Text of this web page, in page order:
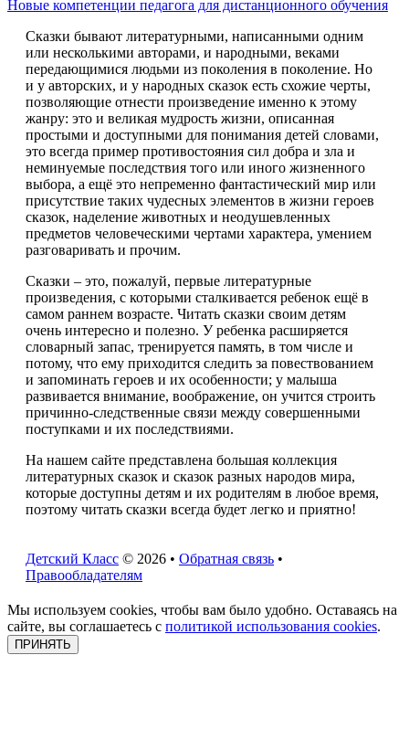
Новые компетенции педагога для дистанционного обучения
Сказки бывают литературными, написанными одним
или несколькими авторами, и народными, веками
передающимися людьми из поколения в поколение. Но
и у авторских, и у народных сказок есть схожие черты,
позволяющие отнести произведение именно к этому
жанру: это и великая мудрость жизни, описанная
простыми и доступными для понимания детей словами,
это всегда пример противостояния сил добра и зла и
неминуемые последствия того или иного жизненного
выбора, а ещё это непременно фантастический мир или
присутствие таких чудесных элементов в жизни героев
сказок, наделение животных и неодушевленных
предметов человеческими чертами характера, умением
разговаривать и прочим.
Сказки – это, пожалуй, первые литературные
произведения, с которыми сталкивается ребенок ещё в
самом раннем возрасте. Читать сказки своим детям
очень интересно и полезно. У ребенка расширяется
словарный запас, тренируется память, в том числе и
потому, что ему приходится следить за повествованием
и запоминать героев и их особенности; у малыша
развивается внимание, воображение, он учится строить
причинно-следственные связи между совершенными
поступками и их последствиями.
На нашем сайте представлена большая коллекция
литературных сказок и сказок разных народов мира,
которые доступны детям и их родителям в любое время,
поэтому читать сказки всегда будет легко и приятно!
Детский Класс © 2026 • Обратная связь •
Правообладателям
Мы используем cookies, чтобы вам было удобно. Оставаясь на
сайте, вы соглашаетесь с политикой использования cookies.
ПРИНЯТЬ